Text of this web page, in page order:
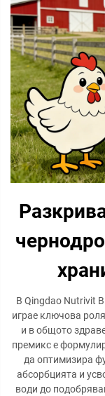
В Qingdao Nutrivit
играе ключова
и в общото
премикс е
да оптимизира
абсорбцията и
води до